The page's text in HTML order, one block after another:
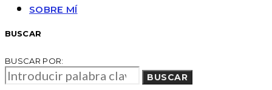
SOBRE MÍ
BUSCAR
BUSCAR POR:
BUSCAR